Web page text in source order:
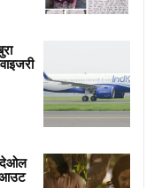
देओल
आउट